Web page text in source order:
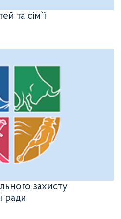
та сім`ї
захисту
ради